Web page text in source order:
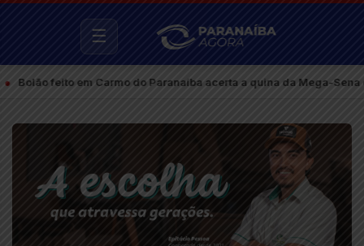
☰
em Carmo do Paranaíba acerta a quina da Mega-Sena e fatura